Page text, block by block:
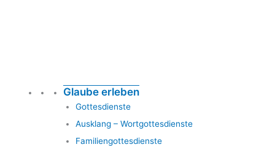
Glaube erleben
Gottesdienste
Ausklang – Wortgottesdienste
Familiengottesdienste